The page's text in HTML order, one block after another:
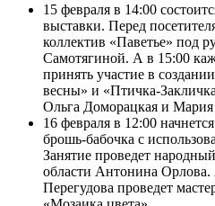
15 февраля в 14:00
выставки. Перед
коллектив «Паветье» под
Самотягиной. А в 15:00
принять участие в
весны» и «Птичка-
Ольга Доморацкая и
16 февраля в 12:00
брошь-бабочка с
Занятие проведет
области Антонина Орлова.
Перегудова проведет